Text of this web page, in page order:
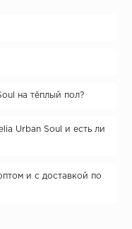
на тёплый пол?
Urban Soul и есть ли
и с доставкой по